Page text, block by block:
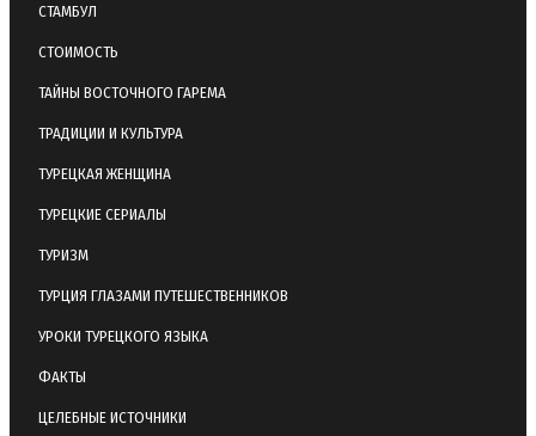
СТАМБУЛ
СТОИМОСТЬ
ТАЙНЫ ВОСТОЧНОГО ГАРЕМА
ТРАДИЦИИ И КУЛЬТУРА
ТУРЕЦКАЯ ЖЕНЩИНА
ТУРЕЦКИЕ СЕРИАЛЫ
ТУРИЗМ
ТУРЦИЯ ГЛАЗАМИ ПУТЕШЕСТВЕННИКОВ
УРОКИ ТУРЕЦКОГО ЯЗЫКА
ФАКТЫ
ЦЕЛЕБНЫЕ ИСТОЧНИКИ